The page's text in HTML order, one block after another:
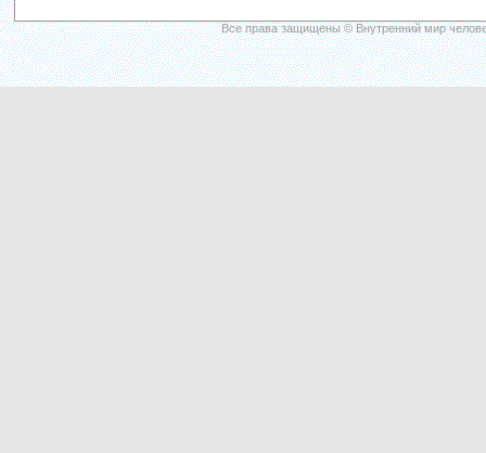
Все права защищены © Внутренний мир